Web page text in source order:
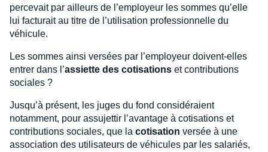
percevait par ailleurs de l’employeur les sommes qu’elle
lui facturait au titre de l’utilisation professionnelle du
véhicule.
Les sommes ainsi versées par l’employeur doivent-elles
entrer dans l’assiette des cotisations et contributions
sociales ?
Jusqu’à présent, les juges du fond considéraient
notamment, pour assujettir l’avantage à cotisations et
contributions sociales, que la cotisation versée à une
association des utilisateurs de véhicules par les salariés,